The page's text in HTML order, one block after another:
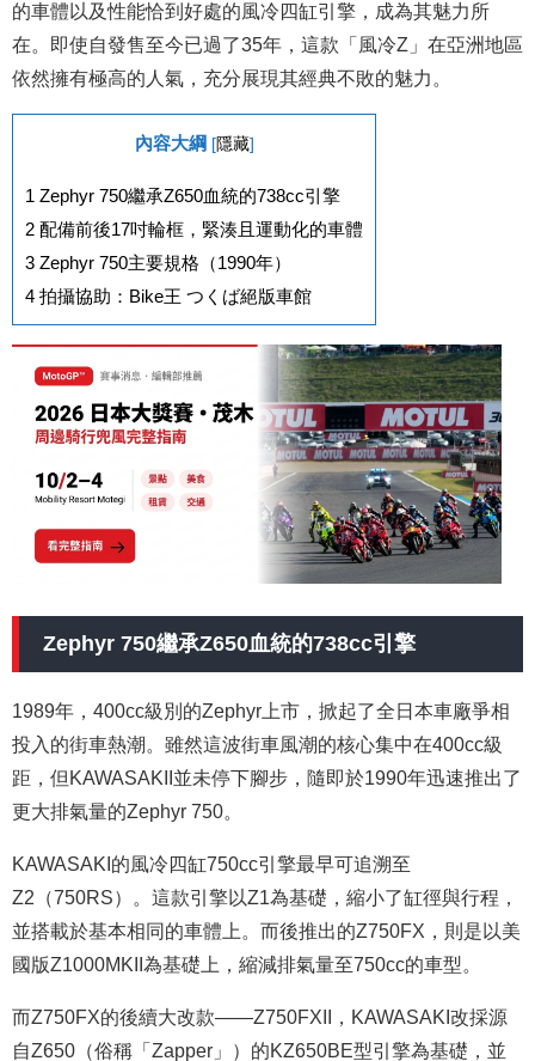
的車體以及性能恰到好處的風冷四缸引擎，成為其魅力所
在。即使自發售至今已過了35年，這款「風冷Z」在亞洲地區
依然擁有極高的人氣， 充分展現其經典不敗的魅力。
內容大綱 [隱藏]
1 Zephyr 750繼承Z650血統的738cc引擎
2 配備前後17吋輪框，緊湊且運動化的車體
3 Zephyr 750主要規格（1990年）
4 拍攝協助：Bike王 つくば絕版車館
Zephyr 750繼承Z650血統的738cc引擎
1989年，400cc級別的Zephyr上市，掀起了全日本車廠爭相
投入的街車熱潮。雖然這波街車風潮的核心集中在400cc級
距，但KAWASAKII並未停下腳步，隨即於1990年迅速推出了
更大排氣量的Zephyr 750。
KAWASAKI的風冷四缸750cc引擎最早可追溯至
Z2（750RS）。這款引擎以Z1為基礎，縮小了缸徑與行程，
並搭載於基本相同的車體上。而後推出的Z750FX，則是以美
國版Z1000MKII為基礎上，縮減排氣量至750cc的車型。
而Z750FX的後續大改款——Z750FXII，KAWASAKI改採源
自Z650（俗稱「Zapper」）的KZ650BE型引擎為基礎，並